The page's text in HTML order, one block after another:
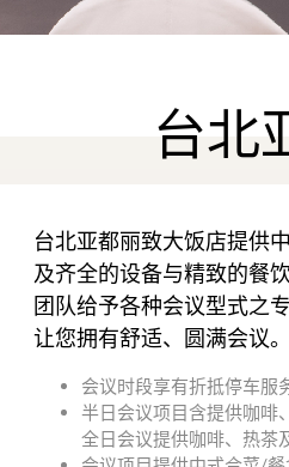
台北
台北亚都丽致大饭店提供
及齐全的设备与精致的餐
团队给予各种会议型式之
让您拥有舒适、圆满会议。
会议时段享有折抵停车服
半日会议项目含提供咖啡
全日会议提供咖啡、热茶